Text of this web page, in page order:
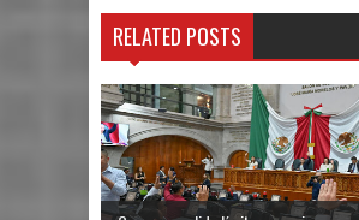
RELATED POSTS